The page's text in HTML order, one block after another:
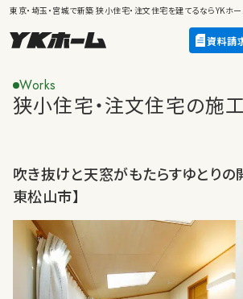
東京・埼玉・宮城で新築 狭小住宅・注文住宅を建てるならYKホ
資料請
Works
狭小住宅・注文住宅の施
吹き抜けと天窓がもたらすゆとりの
東松山市】